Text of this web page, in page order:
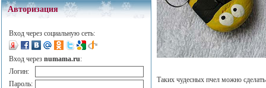
Авторизация
Вход через социальную сеть:
Вход через numama.ru:
Логин:
Пароль:
Таких чудесных пчел можно